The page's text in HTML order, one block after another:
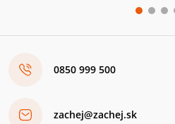
0850 999 500
zachej@zachej.sk